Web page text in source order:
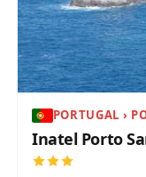
PORTUGAL ›
Inatel Porto